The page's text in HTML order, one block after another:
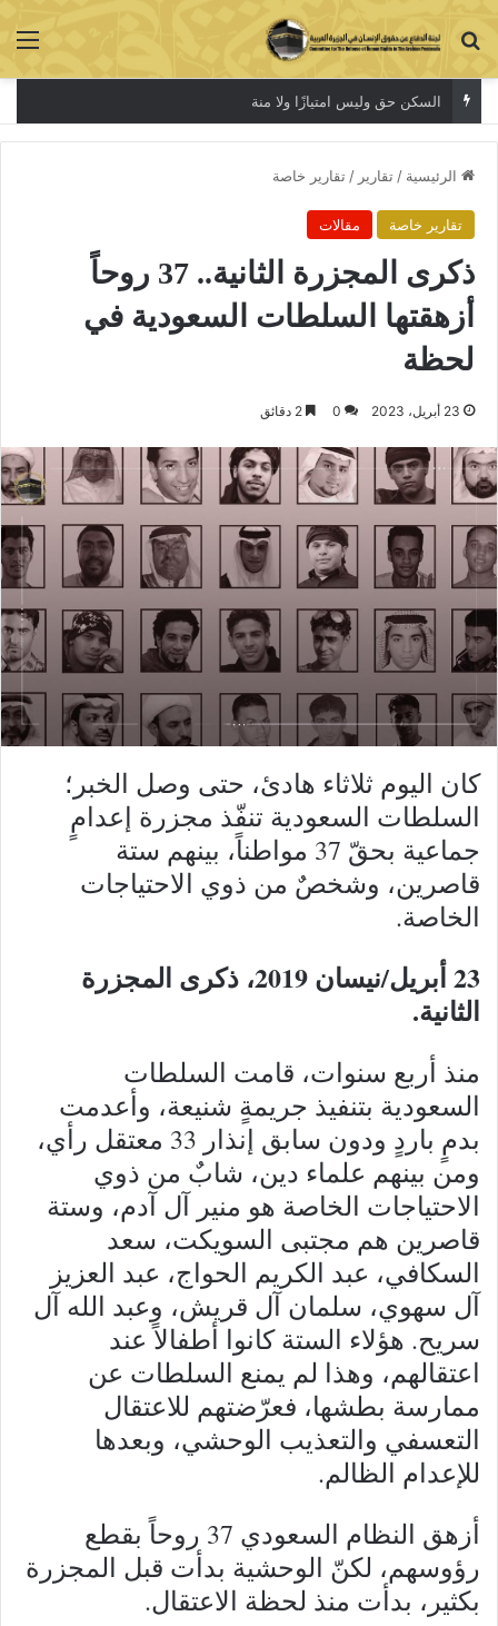
بحث عن
السكن حق وليس امتيازًا ولا منة
الرئيسية / تقارير / تقارير خاصة
تقارير خاصة مقالات
ذكرى المجزرة الثانية.. 37 روحاً
أزهقتها السلطات السعودية في
لحظة
23 أبريل، 2023 0
كان اليوم ثلاثاء هادئ، حتى وصل الخبر؛
السلطات السعودية تنفّذ مجزرة إعدامٍ
جماعية بحقّ 37 مواطناً، بينهم ستة
قاصرين، وشخصٌ من ذوي الاحتياجات
الخاصة.
23 أبريل/نيسان 2019، ذكرى المجزرة
الثانية.
منذ أربع سنوات، قامت السلطات
السعودية بتنفيذ جريمةٍ شنيعة، وأعدمت
بدمٍ باردٍ ودون سابق إنذار 33 معتقل رأي،
ومن بينهم علماء دين، شابٌ من ذوي
الاحتياجات الخاصة هو منير آل آدم، وستة
قاصرين هم مجتبى السويكت، سعد
السكافي، عبد الكريم الحواج، عبد العزيز
آل سهوي، سلمان آل قريش، وعبد الله آل
سريح. هؤلاء الستة كانوا أطفالاً عند
اعتقالهم، وهذا لم يمنع السلطات عن
ممارسة بطشها، فعرّضتهم للاعتقال
التعسفي والتعذيب الوحشي، وبعدها
للإعدام الظالم.
أزهق النظام السعودي 37 روحاً بقطع
رؤوسهم، لكنّ الوحشية بدأت قبل المجزرة
بكثير، بدأت منذ لحظة الاعتقال.